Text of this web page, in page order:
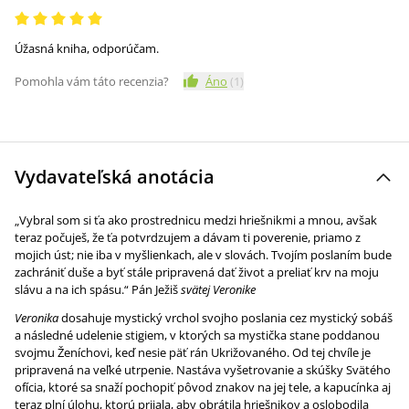
Úžasná kniha, odporúčam.
Pomohla vám táto recenzia?
Áno (1)
Vydavateľská anotácia
„Vybral som si ťa ako prostrednicu medzi hriešnikmi a mnou, avšak
teraz počuješ, že ťa potvrdzujem a dávam ti poverenie, priamo z
mojich úst; nie iba v myšlienkach, ale v slovách. Tvojím poslaním bude
zachrániť duše a byť stále pripravená dať život a preliať krv na moju
slávu a na ich spásu.“ Pán Ježišsvätej Veronike
Veronikadosahuje mystický vrchol svojho poslania cez mystický sobáš
a následné udelenie stigiem, v ktorých sa mystička stane poddanou
svojmu Ženíchovi, keď nesie päť rán Ukrižovaného. Od tej chvíle je
pripravená na veľké utrpenie. Nastáva vyšetrovanie a skúšky Svätého
ofícia, ktoré sa snaží pochopiť pôvod znakov na jej tele, a kapucínka aj
teraz plní úlohu, ktorú prijala, aby obrátila hriešnikov a oslobodila